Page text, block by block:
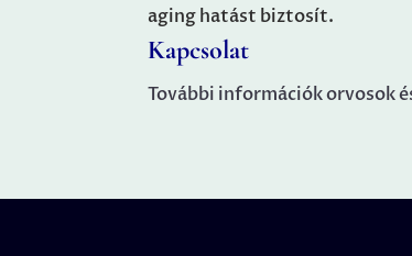
aging hatást biztosít.
Kapcsolat
További információk orvosok